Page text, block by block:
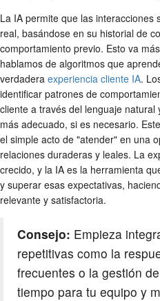
La IA permite que las interacciones
real, basándose en su historial de
comportamiento previo. Esto va
hablamos de algoritmos que
verdadera experiencia cliente IA.
identificar patrones de
cliente a través del lenguaje
más adecuado, si es necesario.
el simple acto de "atender" en una
relaciones duraderas y leales. La
crecido, y la IA es la herramienta
y superar esas expectativas,
relevante y satisfactoria.
Consejo: Empieza
repetitivas como la
frecuentes o la gestión
tiempo para tu equipo y